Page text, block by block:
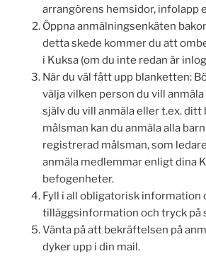
arrangörens hemsidor, infolapp
Öppna anmälningsenkäten
detta skede kommer du att
i Kuksa (om du inte redan är
När du väl fått upp blanketten:
välja vilken person du vill
själv du vill anmäla eller t.ex. ditt
målsman kan du anmäla alla
registrerad målsman, som
anmäla medlemmar enligt dina
befogenheter.
Fyll i all obligatorisk information
tilläggsinformation och tryck på
Vänta på att bekräftelsen på
dyker upp i din mail.